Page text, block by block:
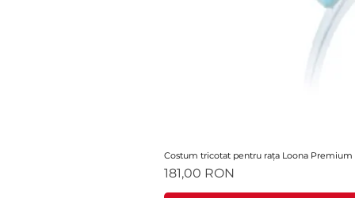
Costum tricotat pentru rața Loona Premium
Ár
181,00 RON